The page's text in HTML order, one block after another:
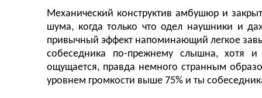
Механический конструктив амбушюр и
шума, когда только что одел наушники и
привычный эффект напоминающий легкое
собеседника по-прежнему слышна, хотя
ощущается, правда немного странным
уровнем громкости выше 75% и ты